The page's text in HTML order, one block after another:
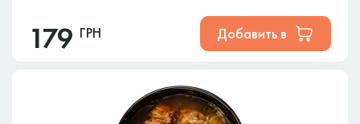
179 ГРН Добавить в